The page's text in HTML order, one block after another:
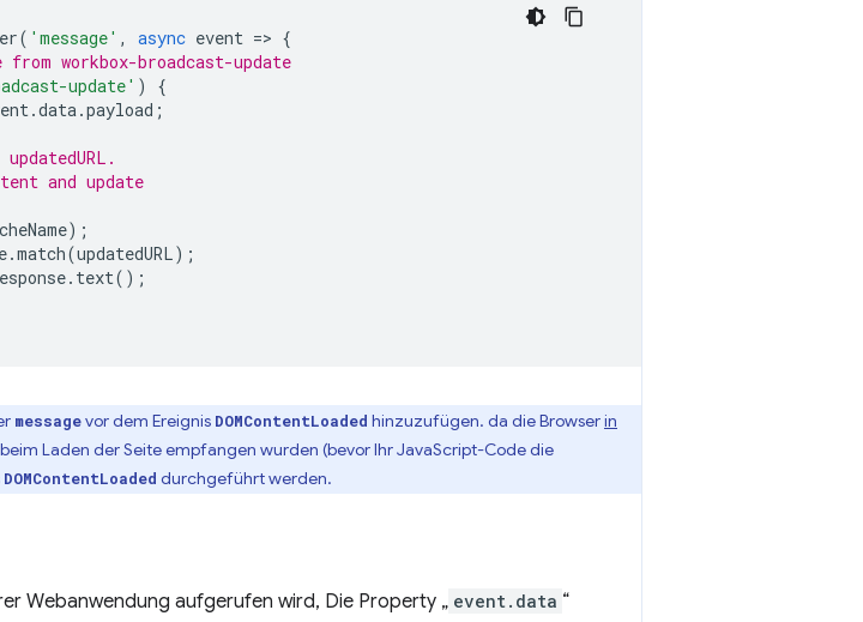
( 'message' , async event => {
workbox-broadcast-update
update' )
{
.data.payload ;
and update
);
.match(updatedURL);
. text();
messagevor dem Ereignis DOMContentLoaded hinzuzufügen. da die Browserin
Laden der Seite empfangen wurden (bevor Ihr JavaScript-Code die
DOMContentLoaded durchgeführt werden.
Webanwendung aufgerufen wird, Die Property „ event.data “